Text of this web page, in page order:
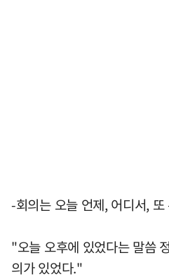
-회의는 오늘 언제, 어디서,
"오늘 오후에 있었다는 말씀
의가 있었다."